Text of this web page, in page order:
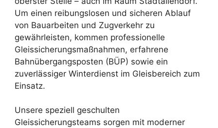
Um einen reibungslosen und sicheren Ablauf
von Bauarbeiten und Zugverkehr zu
gewährleisten, kommen professionelle
Gleissicherungsmaßnahmen, erfahrene
Bahnübergangsposten (BÜP) sowie ein
zuverlässiger Winterdienst im Gleisbereich zum
Einsatz.
Unsere speziell geschulten
Gleissicherungsteams sorgen mit moderner